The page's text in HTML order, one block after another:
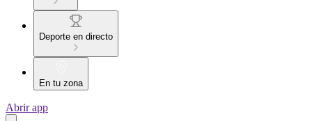
Deporte en directo
En tu zona
Abrir app